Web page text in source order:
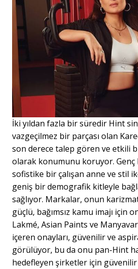
İki yıldan fazla bir süredir Hint
vazgeçilmez bir parçası olan
son derece talep gören ve etkili
olarak konumunu koruyor. Genç
sofistike bir çalışan anne ve stil
geniş bir demografik kitleyle
sağlıyor. Markalar, onun
güçlü, bağımsız kamu imajı için
Lakmé, Asian Paints ve
içeren onayları, güvenilir ve
görülüyor, bu da onu pan-Hint
hedefleyen şirketler için